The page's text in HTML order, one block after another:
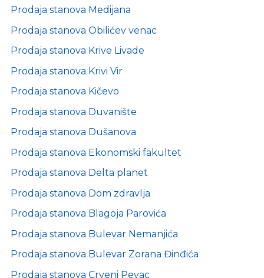
Prodaja stanova Medijana
Prodaja stanova Obilićev venac
Prodaja stanova Krive Livade
Prodaja stanova Krivi Vir
Prodaja stanova Kičevo
Prodaja stanova Duvanište
Prodaja stanova Dušanova
Prodaja stanova Ekonomski fakultet
Prodaja stanova Delta planet
Prodaja stanova Dom zdravlja
Prodaja stanova Blagoja Parovića
Prodaja stanova Bulevar Nemanjića
Prodaja stanova Bulevar Zorana Đinđića
Prodaja stanova Crveni Pevac